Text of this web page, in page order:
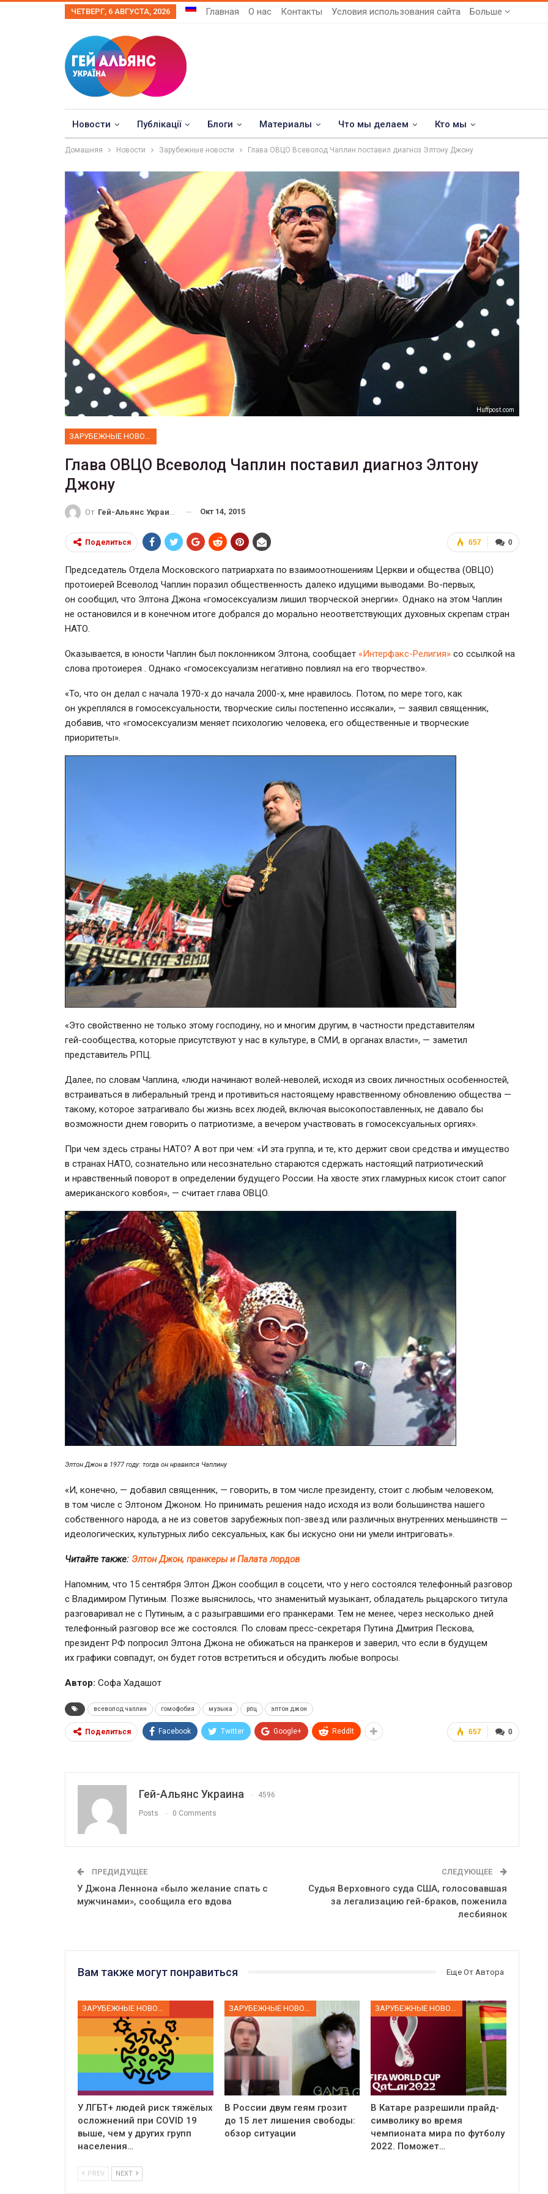
ЧЕТВЕРГ, 6 АВГУСТА, 2026 Главная О нас Контакты Условия использования сайта Больше
Новости Публікації Блоги Материалы Что мы делаем Кто мы
Домашняя Новости Зарубежные новости Глава ОВЦО Всеволод Чаплин поставил диагноз Элтону Джону
Huffpost.com
ЗАРУБЕЖНЫЕ НОВОСТИ
Глава ОВЦО Всеволод Чаплин поставил диагноз Элтону
Джону
От Гей-Альянс Украина Окт 14, 2015
0
657
Поделиться
Председатель Отдела Московского патриархата по взаимоотношениям Церкви и общества (ОВЦО)
протоиерей Всеволод Чаплин поразил общественность далеко идущими выводами. Во-первых,
он сообщил, что Элтона Джона «гомосексуализм лишил творческой энергии». Однако на этом Чаплин
не остановился и в конечном итоге добрался до морально неоответствующих духовных скрепам стран
НАТО.
Оказывается, в юности Чаплин был поклонником Элтона, сообщает «Интерфакс-Религия» со ссылкой на
слова протоиерея . Однако «гомосексуализм негативно повлиял на его творчество».
«То, что он делал с начала 1970-х до начала 2000-х, мне нравилось. Потом, по мере того, как
он укреплялся в гомосексуальности, творческие силы постепенно иссякали», — заявил священник,
добавив, что «гомосексуализм меняет психологию человека, его общественные и творческие
приоритеты».
«Это свойственно не только этому господину, но и многим другим, в частности представителям
гей-сообщества, которые присутствуют у нас в культуре, в СМИ, в органах власти», — заметил
представитель РПЦ.
Далее, по словам Чаплина, «люди начинают волей-неволей, исходя из своих личностных особенностей,
встраиваться в либеральный тренд и противиться настоящему нравственному обновлению общества —
такому, которое затрагивало бы жизнь всех людей, включая высокопоставленных, не давало бы
возможности днем говорить о патриотизме, а вечером участвовать в гомосексуальных оргиях».
При чем здесь страны НАТО? А вот при чем: «И эта группа, и те, кто держит свои средства и имущество
в странах НАТО, сознательно или несознательно стараются сдержать настоящий патриотический
и нравственный поворот в определении будущего России. На хвосте этих гламурных кисок стоит сапог
американского ковбоя», — считает глава ОВЦО.
Элтон Джон в 1977 году: тогда он нравился Чаплину
«И, конечно, — добавил священник, — говорить, в том числе президенту, стоит с любым человеком,
в том числе с Элтоном Джоном. Но принимать решения надо исходя из воли большинства нашего
собственного народа, а не из советов зарубежных поп-звезд или различных внутренних меньшинств —
идеологических, культурных либо сексуальных, как бы искусно они ни умели интриговать».
Читайте также: Элтон Джон, пранкеры и Палата лордов
Напомним, что 15 сентября Элтон Джон сообщил в соцсети, что у него состоялся телефонный разговор
с Владимиром Путиным. Позже выяснилось, что знаменитый музыкант, обладатель рыцарского титула
разговаривал не с Путиным, а с разыгравшими его пранкерами. Тем не менее, через несколько дней
телефонный разговор все же состоялся. По словам пресс-секретаря Путина Дмитрия Пескова,
президент РФ попросил Элтона Джона не обижаться на пранкеров и заверил, что если в будущем
их графики совпадут, он будет готов встретиться и обсудить любые вопросы.
Автор: Софа Хадашот
всеволод чаплин гомофобия музыка рпц элтон джон
0
657
Поделиться Facebook Twitter Google+ ReddIt
Гей-Альянс Украина 4596
Posts 0 Comments
ПРЕДИДУЩЕЕ
У Джона Леннона «было желание спать с
мужчинами», сообщила его вдова
СЛЕДУЮЩЕЕ
Судья Верховного суда США, голосовавшая
за легализацию гей-браков, поженила
лесбиянок
Вам также могут понравиться Еще От Автора
ЗАРУБЕЖНЫЕ НОВОСТИ
У ЛГБТ+ людей риск тяжёлых
осложнений при COVID 19
выше, чем у других групп
населения…
ЗАРУБЕЖНЫЕ НОВОСТИ
В России двум геям грозит
до 15 лет лишения свободы:
обзор ситуации
ЗАРУБЕЖНЫЕ НОВОСТИ
В Катаре разрешили прайд-
символику во время
чемпионата мира по футболу
2022. Поможет…
PREV NEXT
ФОТО
Военнослужащие-трансгендеры
Июл 27, 2017
ФОТО
В Берлине отпраздновали
легализацию гей-браков
ГЕЙ-АЛЬЯНС УКРАИНА